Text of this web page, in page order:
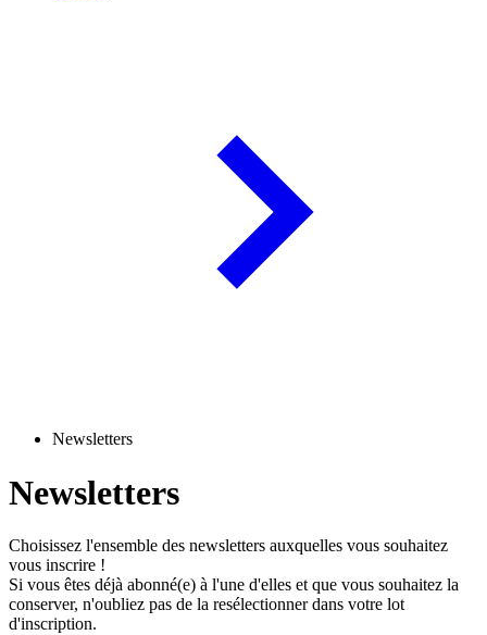
Newsletters
Newsletters
Choisissez l'ensemble des newsletters auxquelles vous souhaitez
vous inscrire !
Si vous êtes déjà abonné(e) à l'une d'elles et que vous souhaitez la
conserver, n'oubliez pas de la resélectionner dans votre lot
d'inscription.